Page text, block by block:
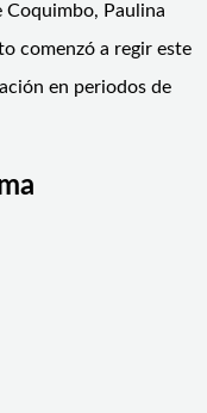
Coquimbo, Paulina
comenzó a regir este
en periodos de